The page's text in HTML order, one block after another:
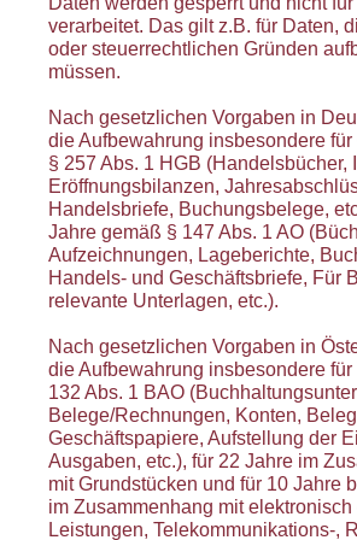
verarbeitet. Das gilt z.B. für Daten,
oder steuerrechtlichen Gründen
müssen.
Nach gesetzlichen Vorgaben in
die Aufbewahrung insbesondere
§ 257 Abs. 1 HGB (Handelsbücher,
Eröffnungsbilanzen,
Handelsbriefe, Buchungsbelege,
Jahre gemäß § 147 Abs. 1 AO
Aufzeichnungen, Lageberichte,
Handels- und Geschäftsbriefe, Für
relevante Unterlagen, etc.).
Nach gesetzlichen Vorgaben in
die Aufbewahrung insbesondere für
132 Abs. 1 BAO
Belege/Rechnungen, Konten,
Geschäftspapiere, Aufstellung der
Ausgaben, etc.), für 22 Jahre im
mit Grundstücken und für 10 Jahre
im Zusammenhang mit elektronisch
Leistungen, Telekommunikations-,